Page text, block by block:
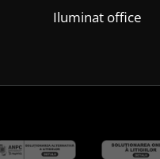
Iluminat office